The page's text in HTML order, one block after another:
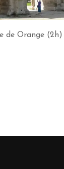
de Orange (2h)